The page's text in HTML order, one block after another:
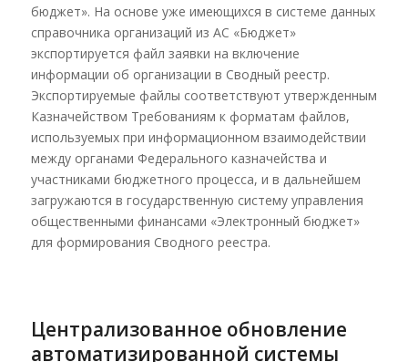
бюджет». На основе уже имеющихся в системе данных
справочника организаций из АС «Бюджет»
экспортируется файл заявки на включение
информации об организации в Сводный реестр.
Экспортируемые файлы соответствуют утвержденным
Казначейством Требованиям к форматам файлов,
используемых при информационном взаимодействии
между органами Федерального казначейства и
участниками бюджетного процесса, и в дальнейшем
загружаются в государственную систему управления
общественными финансами «Электронный бюджет»
для формирования Сводного реестра.
Централизованное обновление
автоматизированной системы